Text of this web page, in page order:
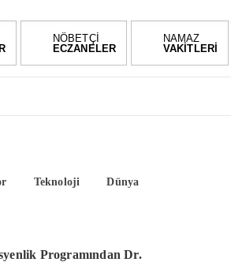
NÖBETÇİ
ECZANELER
NAMAZ
VAKİTLERİ
Teknoloji Dünya
Programından Dr.